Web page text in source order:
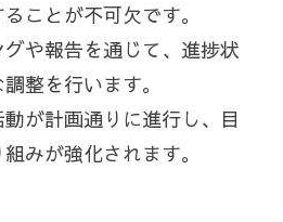
ことが不可欠です。
や報告を通じて、進捗状
整を行います。
が計画通りに進行し、目
みが強化されます。